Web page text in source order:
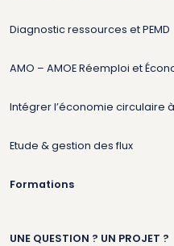
Diagnostic ressources et PEMD
AMO – AMOE Réemploi et
Intégrer l’économie circulaire
Etude & gestion des flux
Formations
UNE QUESTION ? UN PROJET ?